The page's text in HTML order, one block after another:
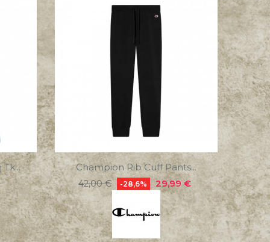
Tk... Champion Rib Cuff Pants...
Precio
regular
42,00 € -28,6% Precio
29,99 €